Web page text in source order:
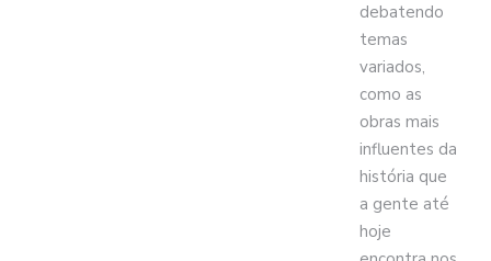
debatendo
temas
variados,
como as
obras mais
influentes da
história que
a gente até
hoje